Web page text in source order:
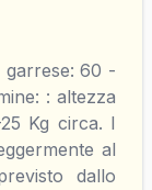
garrese: 60 -
: altezza
Kg circa. I
al
dallo